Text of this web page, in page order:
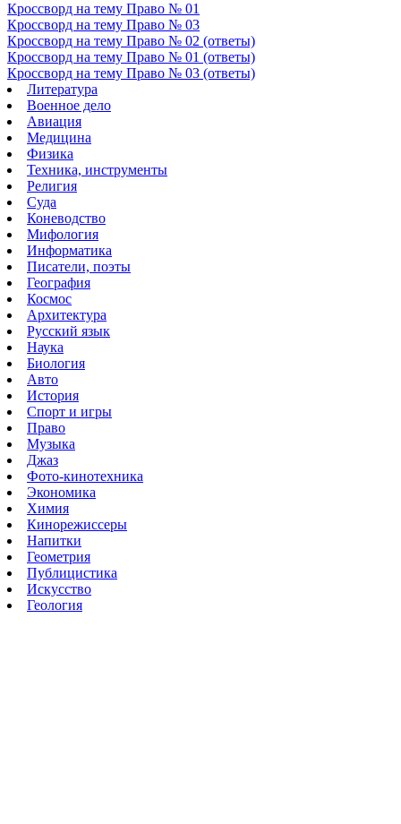
Кроссворд на тему Право № 01
Кроссворд на тему Право № 03
Кроссворд на тему Право № 02 (ответы)
Кроссворд на тему Право № 01 (ответы)
Кроссворд на тему Право № 03 (ответы)
Литература
Военное дело
Авиация
Медицина
Физика
Техника, инструменты
Религия
Суда
Коневодство
Мифология
Информатика
Писатели, поэты
География
Космос
Архитектура
Русский язык
Наука
Биология
Авто
История
Спорт и игры
Право
Музыка
Джаз
Фото-кинотехника
Экономика
Химия
Кинорежиссеры
Напитки
Геометрия
Публицистика
Искусство
Геология